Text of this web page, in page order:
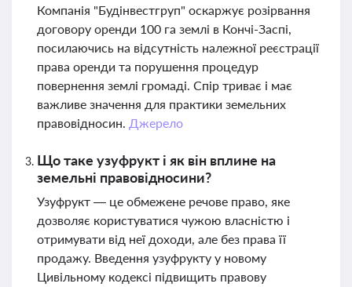
Компанія "Будінвестгруп" оскаржує розірвання
договору оренди 100 га землі в Кончі-Заспі,
посилаючись на відсутність належної реєстрації
права оренди та порушення процедур
повернення землі громаді. Спір триває і має
важливе значення для практики земельних
правовідносин. Джерело
Що таке узуфрукт і як він вплине на
земельні правовідносини?
Узуфрукт — це обмежене речове право, яке
дозволяє користуватися чужою власністю і
отримувати від неї доходи, але без права її
продажу. Введення узуфрукту у новому
Цивільному кодексі підвищить правову